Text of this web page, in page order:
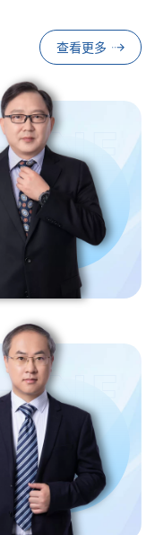
查看更多